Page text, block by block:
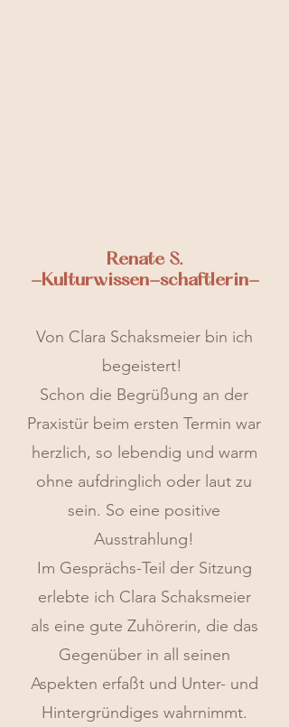
Renate S.
-Kulturwissen-schaftlerin-
Von Clara Schaksmeier bin ich
begeistert!
Schon die Begrüßung an der
Praxistür beim ersten Termin war
herzlich, so lebendig und warm
ohne aufdringlich oder laut zu
sein. So eine positive
Ausstrahlung!
Im Gesprächs-Teil der Sitzung
erlebte ich Clara Schaksmeier
als eine gute Zuhörerin, die das
Gegenüber in all seinen
Aspekten erfaßt und Unter- und
Hintergründiges wahrnimmt.